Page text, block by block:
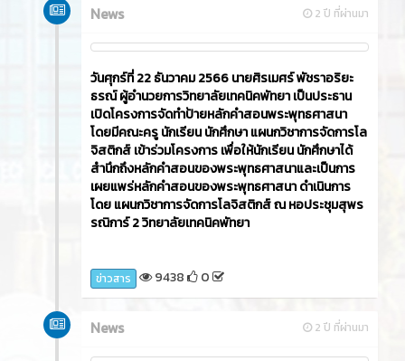
2 ปี ที่ผ่านมา
News
วันศุกร์ที่ 22 ธันวาคม 2566​ นายศิรเมศร์ พัชราอริยะ
ธรณ์ ผู้อำนวยการวิทยาลัยเทคนิคพัทยา เป็นประธาน
เปิดโครงการจัดทำป้ายหลักคำสอนพระพุทธศาสนา
โดยมีคณะครู นักเรียน นักศึกษา แผนกวิชาการจัดการโล
จิสติกส์ เข้าร่วมโครงการ เพื่อให้นักเรียน นักศึกษาได้
สำนึกถึงหลักคำสอนของพระพุทธศาสนาและเป็นการ
เผยแพร่หลักคำสอนของพระพุทธศาสนา ดำเนินการ
โดย แผนกวิชาการจัดการโลจิสติกส์ ณ หอประชุมสุพร
รณิการ์ 2 วิทยาลัยเทคนิคพัทยา
ข่าวสาร 9438 0
2 ปี ที่ผ่านมา
News